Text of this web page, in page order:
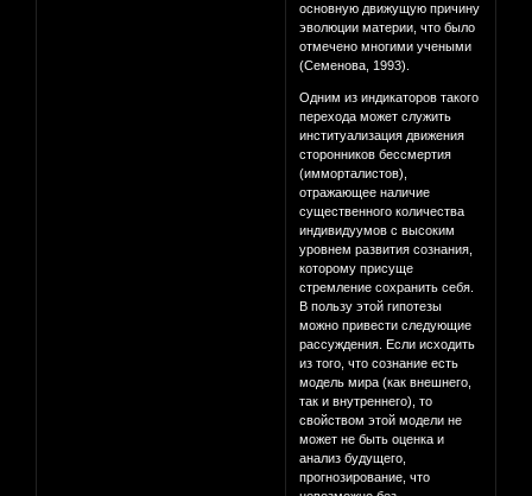
основную движущую причину
эволюции материи, что было
отмечено многими учеными
(Семенова, 1993).
Одним из индикаторов такого
перехода может служить
институализация движения
сторонников бессмертия
(имморталистов),
отражающее наличие
существенного количества
индивидуумов с высоким
уровнем развития сознания,
которому присуще
стремление сохранить себя.
В пользу этой гипотезы
можно привести следующие
рассуждения. Если исходить
из того, что сознание есть
модель мира (как внешнего,
так и внутреннего), то
свойством этой модели не
может не быть оценка и
анализ будущего,
прогнозирование, что